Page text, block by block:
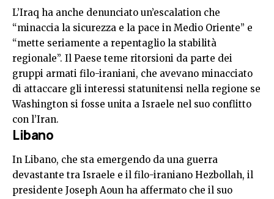
L’Iraq ha anche denunciato un’escalation che
“minaccia la sicurezza e la pace in Medio Oriente” e
“mette seriamente a repentaglio la stabilità
regionale”. Il Paese teme ritorsioni da parte dei
gruppi armati filo-iraniani, che avevano minacciato
di attaccare gli interessi statunitensi nella regione se
Washington si fosse unita a Israele nel suo conflitto
con l’Iran.
Libano
In Libano, che sta emergendo da una guerra
devastante tra Israele e il filo-iraniano Hezbollah, il
presidente Joseph Aoun ha affermato che il suo